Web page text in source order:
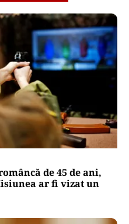
de 45 de ani,
ar fi vizat un